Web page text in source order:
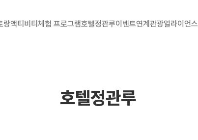
랑액티비티 체험 프로그램호텔정관루이벤트연계관광얼라이언스
호텔정관루